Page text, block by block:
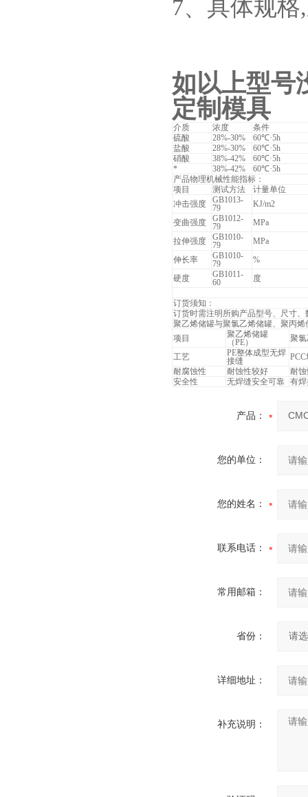
7、具体规
如以上型号
定制模具
介质 浓度
条件
硫酸
28%-30%
60℃·5h
盐酸
28%-30%
60℃·5h
硝酸
38%-42%
60℃·5h
*
38%-42%
60℃·5h
产品物理机械性能指标：
项目
测试方法
计量单位
冲击强度
GB1013-
79
KJ/m2
变曲强度
GB1012-
79
MPa
拉伸强度
GB1010-
79
MPa
伸长率
GB1010-
79
%
硬度
GB1011-
60
度
订货须知：
订货时需注明所购产品型号、尺寸、
聚乙烯储罐与聚氯乙烯储罐、聚丙
项目
聚乙烯储罐
（PE）
聚
工艺
PE整体成型无焊
接缝
耐腐蚀性
耐蚀性较好
耐
安全性
无焊缝安全可靠 有
产品：
您的单位：
您的姓名：
联系电话：
常用邮箱：
省份：
详细地址：
补充说明：